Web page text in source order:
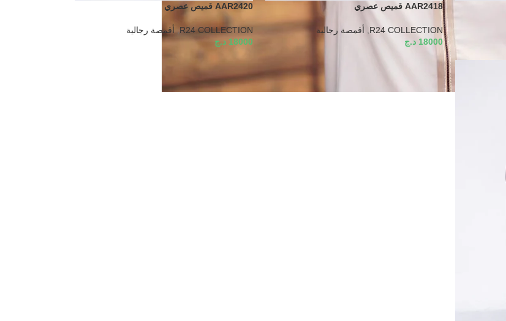
AAR2418 قميص عصري
R24 COLLECTION
أقمصة رجالية
18000 د.ج
AAR2420 قميص عصري
R24 COLLECTION
أقمصة رجالية
18000 د.ج